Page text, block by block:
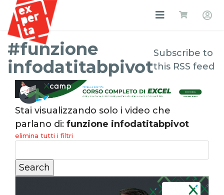
#funzione
infodatitabpivot
Subscribe to
this RSS feed
Stai visualizzando solo i video che
parlano di: funzione infodatitabpivot
elimina tutti i filtri